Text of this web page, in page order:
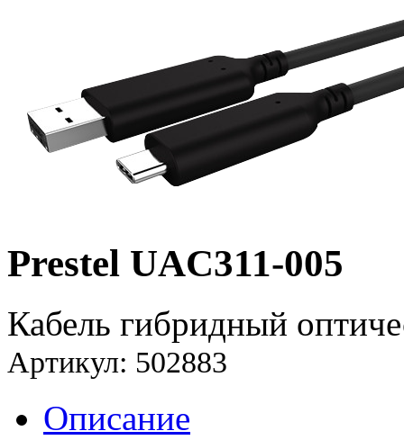
Prestel UAC311-005
Кабель гибридный
Артикул: 502883
Описание